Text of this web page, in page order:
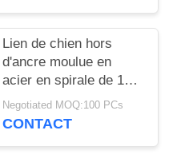
Lien de chien hors
d'ancre moulue en
acier en spirale de 12
enjeux de pouce
Negotiated MOQ:100 PCs
CONTACT